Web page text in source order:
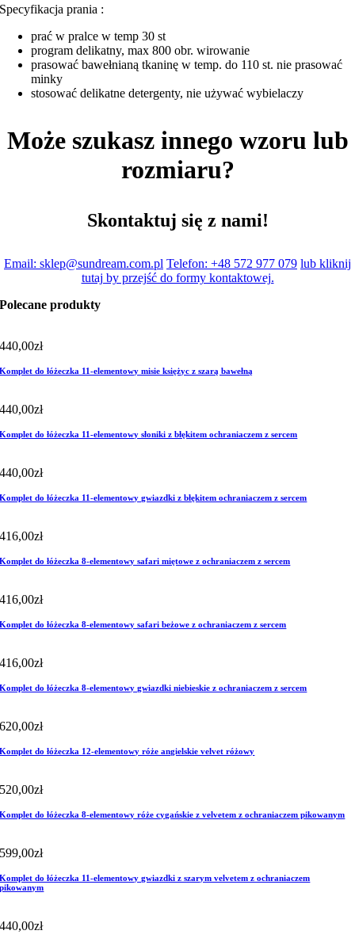
Specyfikacja prania :
prać w pralce w temp 30 st
program delikatny, max 800 obr. wirowanie
prasować bawełnianą tkaninę w temp. do 110 st. nie prasować
minky
stosować delikatne detergenty, nie używać wybielaczy
Może szukasz innego wzoru lub
rozmiaru?
Skontaktuj się z nami!
Email: sklep@sundream.com.pl Telefon: +48 572 977 079 lub kliknij
tutaj by przejść do formy kontaktowej.
Polecane produkty
440,00zł
Komplet do łóżeczka 11-elementowy misie księżyc z szarą bawełną
440,00zł
Komplet do łóżeczka 11-elementowy słoniki z błękitem ochraniaczem z sercem
440,00zł
Komplet do łóżeczka 11-elementowy gwiazdki z błękitem ochraniaczem z sercem
416,00zł
Komplet do łóżeczka 8-elementowy safari miętowe z ochraniaczem z sercem
416,00zł
Komplet do łóżeczka 8-elementowy safari beżowe z ochraniaczem z sercem
416,00zł
Komplet do łóżeczka 8-elementowy gwiazdki niebieskie z ochraniaczem z sercem
620,00zł
Komplet do łóżeczka 12-elementowy róże angielskie velvet różowy
520,00zł
Komplet do łóżeczka 8-elementowy róże cygańskie z velvetem z ochraniaczem pikowanym
599,00zł
Komplet do łóżeczka 11-elementowy gwiazdki z szarym velvetem z ochraniaczem
pikowanym
440,00zł